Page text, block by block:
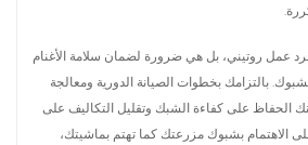
عمل روتيني، بل هي ضرورة لضمان سلامة الأغنام
بالتزامك بخطوات الصيانة الدورية ومعالجة
الحفاظ على كفاءة الشبك وتقليل التكاليف على
الاهتمام بشبوك مزرعتك كما تهتم بماشيتك،